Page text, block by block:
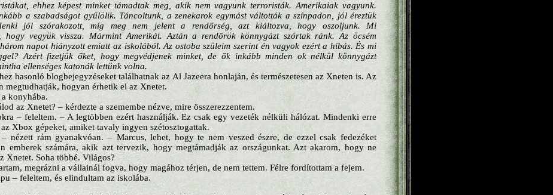
ehhez képest minket támadtak meg, akik nem vagyunk terroristák. Amerikaiak vagyunk.
a szabadságot gyűlölik. Táncoltunk, a zenekarok egymást váltották a színpadon, jól éreztük
jól szórakozott, míg meg nem jelent a rendőrség, azt kiáltozva, hogy oszoljunk. Mi
hogy vegyük vissza. Mármint Amerikát. Aztán a rendőrök könnygázt szórtak ránk. Az öcsém
napot hiányzott emiatt az iskolából. Az ostoba szüleim szerint én vagyok ezért a hibás. És mi
Azért fizetjük őket, hogy megvédjenek minket, de ők inkább minden ok nélkül könnygázt
ellenséges katonák lettünk volna.
hasonló blogbejegyzéseket találhatnak az Al Jazeera honlaján, és természetesen az Xneten is. Az
megtudhatják, hogyan érhetik el az Xnetet.
konyhába.
az Xnetet? – kérdezte a szemembe nézve, mire összerezzentem.
– feleltem. – A legtöbben ezért használják. Ez csak egy vezeték nélküli hálózat. Mindenki erre
Xbox gépeket, amiket tavaly ingyen szétosztogattak.
nézett rám gyanakvóan. – Marcus, lehet, hogy te nem veszed észre, de ezzel csak fedezéket
emberek számára, akik azt tervezik, hogy megtámadják az országunkat. Azt akarom, hogy ne
Xnetet. Soha többé. Világos?
megrázni a vállainál fogva, hogy magához térjen, de nem tettem. Félre fordítottam a fejem.
– feleltem, és elindultam az iskolába.